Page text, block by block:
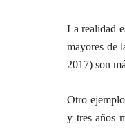
La realidad
mayores de
2017) son
Otro
y tres años